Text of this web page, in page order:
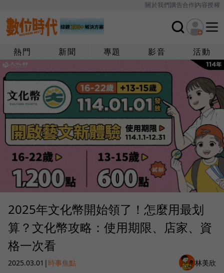
關於我們廣告合作內容授權
熱門 新聞 專題 影音 活動
2025年文化幣開始領了！怎麼用最划
算？文化幣攻略：使用期限、店家、資
格一次看
2025.03.01 | 時事焦點 林美欣